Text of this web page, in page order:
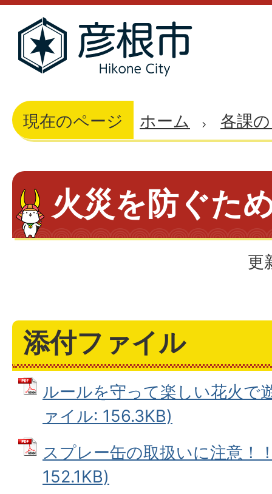
現在のページ ホーム 各課
火災を防ぐた
更
添付ファイル
ルールを守って楽しい花火で
ァイル: 156.3KB)
スプレー缶の取扱いに注意！
152.1KB)